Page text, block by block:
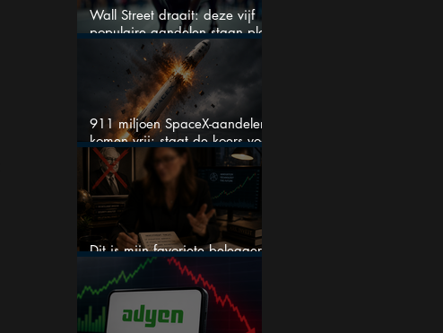
Wall Street draait: deze vijf
populaire aandelen staan plots
onder spanning
911 miljoen SpaceX-aandelen
komen vrij: staat de koers voor
een nieuwe crash?
Dit is mijn favoriete belegger…
en het is niet Warren Buffett